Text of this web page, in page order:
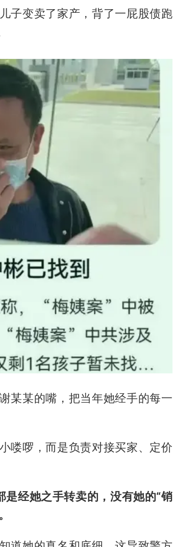
子变卖了家产，背了一屁股债跑
某某的嘴，把当年她经手的每一
喽啰，而是负责对接买家、定价
经她之手转卖的，没有她的“销